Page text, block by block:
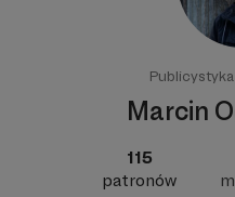
Publicystyka
Marcin
115
patronów